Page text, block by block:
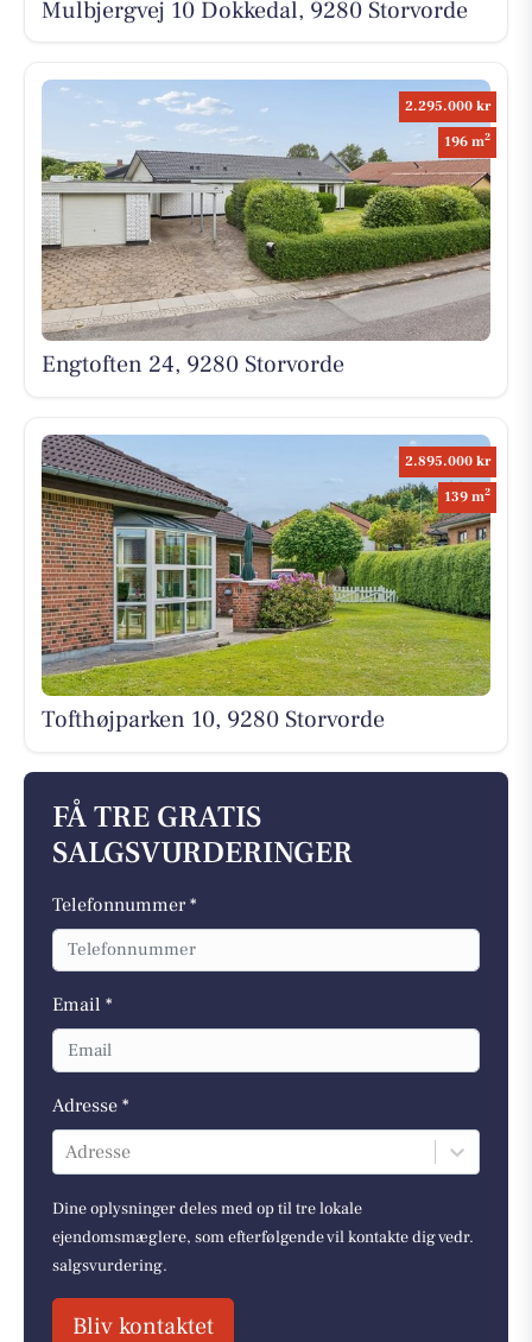
Mulbjergvej 10 Dokkedal, 9280 Storvorde
2.295.000 kr
196 m2
Engtoften 24, 9280 Storvorde
2.895.000 kr
139 m2
Tofthøjparken 10, 9280 Storvorde
FÅ TRE GRATIS
SALGSVURDERINGER
Telefonnummer *
Email *
Adresse *
Adresse
Dine oplysninger deles med op til tre lokale
ejendomsmæglere, som efterfølgende vil kontakte dig vedr.
salgsvurdering.
Bliv kontaktet